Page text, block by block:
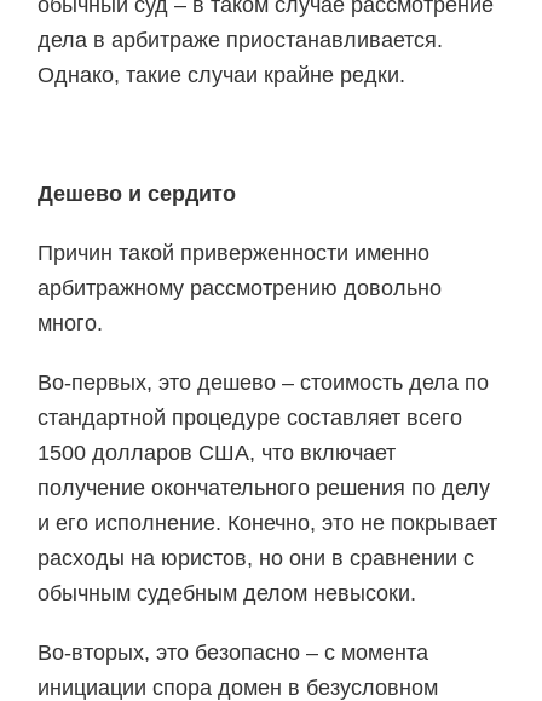
обычный суд – в таком случае рассмотрение
дела в арбитраже приостанавливается.
Однако, такие случаи крайне редки.
Дешево и сердито
Причин такой приверженности именно
арбитражному рассмотрению довольно
много.
Во-первых, это дешево – стоимость дела по
стандартной процедуре составляет всего
1500 долларов США, что включает
получение окончательного решения по делу
и его исполнение. Конечно, это не покрывает
расходы на юристов, но они в сравнении с
обычным судебным делом невысоки.
Во-вторых, это безопасно – с момента
инициации спора домен в безусловном